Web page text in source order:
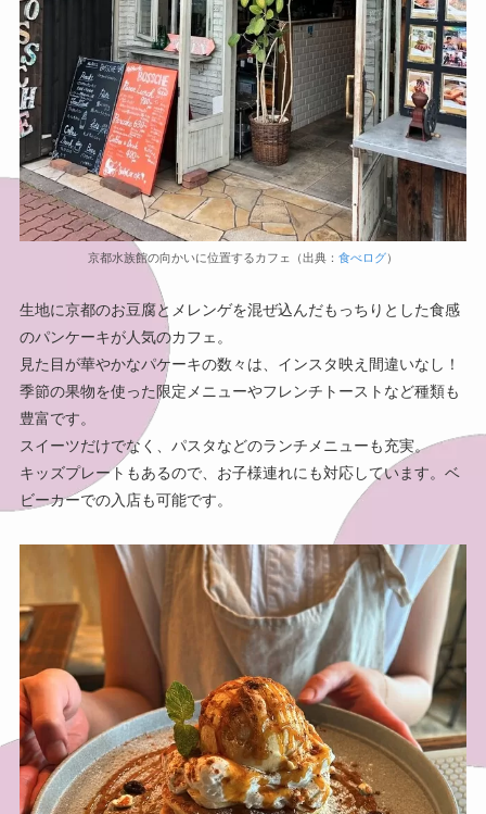
京都水族館の向かいに位置するカフェ（出典： 食べログ）
生地に京都のお豆腐とメレンゲを混ぜ込んだもっちりとした食感
のパンケーキが人気のカフェ。
見た目が華やかなパケーキの数々は、インスタ映え間違いなし！
季節の果物を使った限定メニューやフレンチトーストなど種類も
豊富です。
スイーツだけでなく、パスタなどのランチメニューも充実。
キッズプレートもあるので、お子様連れにも対応しています。ベ
ビーカーでの入店も可能です。